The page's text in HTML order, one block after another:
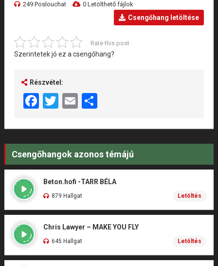
249 Poslouchat 0 Letölthető fájlok
Csengőhang letöltése
Rate this post
Szerintetek jó ez a csengőhang?
Részvétel:
Facebook
Twitter
EmailShare
Csengőhangok azonos témájú
Beton.hofi -TARR BÉLA
879 Hallgat Letöltés
Chris Lawyer – MAKE YOU FLY
645 Hallgat Letöltés